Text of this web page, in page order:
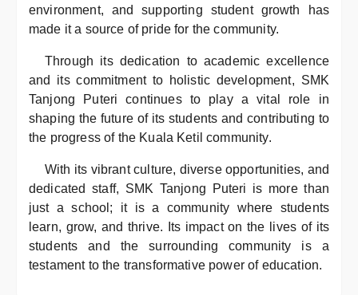
environment, and supporting student growth has
made it a source of pride for the community.
Through its dedication to academic excellence
and its commitment to holistic development, SMK
Tanjong Puteri continues to play a vital role in
shaping the future of its students and contributing to
the progress of the Kuala Ketil community.
With its vibrant culture, diverse opportunities, and
dedicated staff, SMK Tanjong Puteri is more than
just a school; it is a community where students
learn, grow, and thrive. Its impact on the lives of its
students and the surrounding community is a
testament to the transformative power of education.